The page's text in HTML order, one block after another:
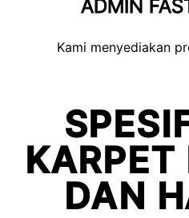
ADMIN
Kami menyediakan
DAN